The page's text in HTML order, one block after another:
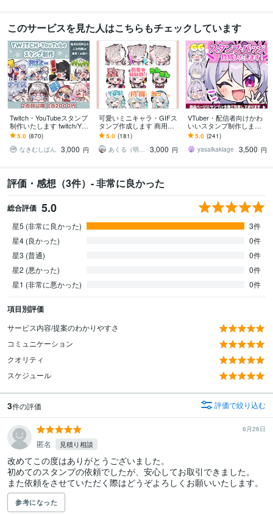
このサービスを見た人はこちらもチェックしています
Twitch・YouTubeスタンプ
制作いたします twitch/You
Tube/tiktok配信用スタンプ
制作
5.0 (870)
なきむしぱん
3,000 円
可愛いミニキャラ・GIFス
タンプ作成します 商用込
み！Twitch,Youtube,LINE
用など＊
5.0 (181)
あくる（明来）※来年納品分︰受付中
3,000 円
VTuber・配信者向けかわ
いいスタンプ制作します
配信をもっとかわいく盛
り上げたいVTuber・配信
者さまへ！
5.0 (241)
yasaikakiage
3,500 円
評価・感想（3件）- 非常に良かった
総合評価 5.0
星5 (非常に良かった)
3件
星4 (良かった)
0件
星3 (普通)
0件
星2 (悪かった)
0件
星1 (非常に悪かった)
0件
項目別評価
サービス内容/提案のわかりやすさ
コミュニケーション
クオリティ
スケジュール
3件の評価 評価で絞り込む
6月26日
匿名 見積り相談
改めてこの度はありがとうございました。
初めてのスタンプの依頼でしたが、安心してお取引できました。
また依頼をさせていただく際はどうぞよろしくお願いいたします。
参考になった